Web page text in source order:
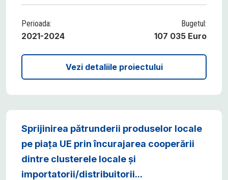
Perioada:
2021-2024
Bugetul:
107 035 Euro
Vezi detaliile proiectului
Sprijinirea pătrunderii produselor locale
pe piața UE prin încurajarea cooperării
dintre clusterele locale și
importatorii/distribuitorii...